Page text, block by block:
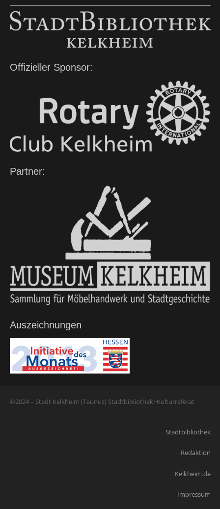
Offizieller Sponsor:
Partner:
Auszeichnungen
©2024 – Stadt Kelkheim (Taunus) Stadtbibliothek+Kulturreferat
Stadtbibliothek
Redaktion
Kelkheim.de
Impressum